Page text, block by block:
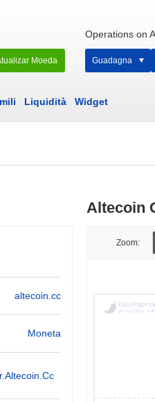
Moeda
Operations on
Guadagna
Liquidità Widget
altecoin.cc
Moneta
Altecoin
Zoom: